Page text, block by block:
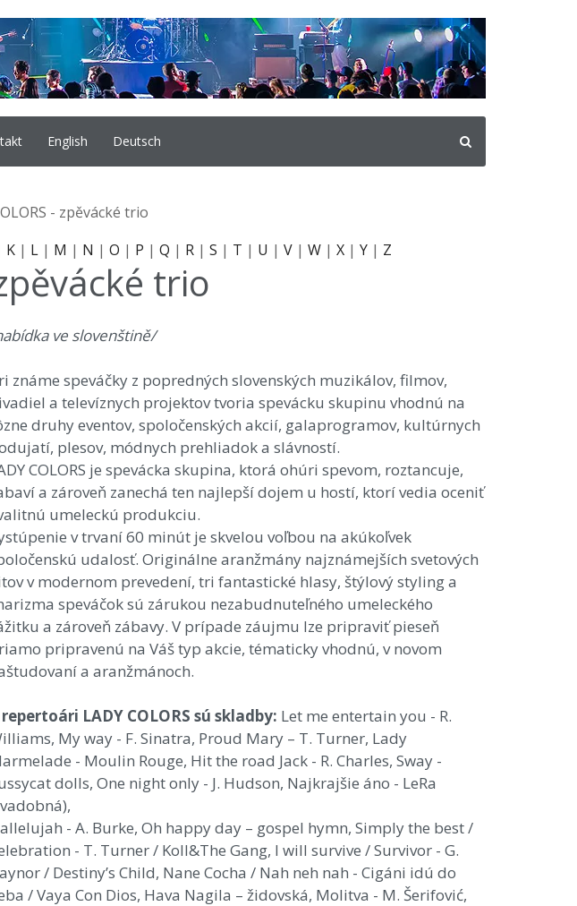
English Deutsch
- zpěvácké trio
K| L| M | N | O | P | Q | R| S | T | U | V| W| X| Y| Z
trio
ve slovenštině/
známe speváčky z popredných slovenských muzikálov, filmov,
a televíznych projektov tvoria spevácku skupinu vhodnú na
druhy eventov, spoločenských akcií, galaprogramov, kultúrnych
plesov, módnych prehliadok a slávností.
COLORS je spevácka skupina, ktorá ohúri spevom, roztancuje,
a zároveň zanechá ten najlepší dojem u hostí, ktorí vedia oceniť
umeleckú produkciu.
v trvaní 60 minút je skvelou voľbou na akúkoľvek
udalosť. Originálne aranžmány najznámejších svetových
v modernom prevedení, tri fantastické hlasy, štýlový styling a
speváčok sú zárukou nezabudnuteľného umeleckého
a zároveň zábavy. V prípade záujmu lze pripraviť pieseň
pripravenú na Váš typ akcie, tématicky vhodnú, v novom
a aranžmánoch.
repertoári LADY COLORS sú skladby: Let me entertain you - R.
My way - F. Sinatra, Proud Mary – T. Turner, Lady
- Moulin Rouge, Hit the road Jack - R. Charles, Sway -
dolls, One night only - J. Hudson, Najkrajšie áno - LeRa
- A. Burke, Oh happy day – gospel hymn, Simply the best /
- T. Turner / Koll&The Gang, I will survive / Survivor - G.
/ Destiny’s Child, Nane Cocha / Nah neh nah - Cigáni idú do
/ Vaya Con Dios, Hava Nagila – židovská, Molitva - M. Šerifović,